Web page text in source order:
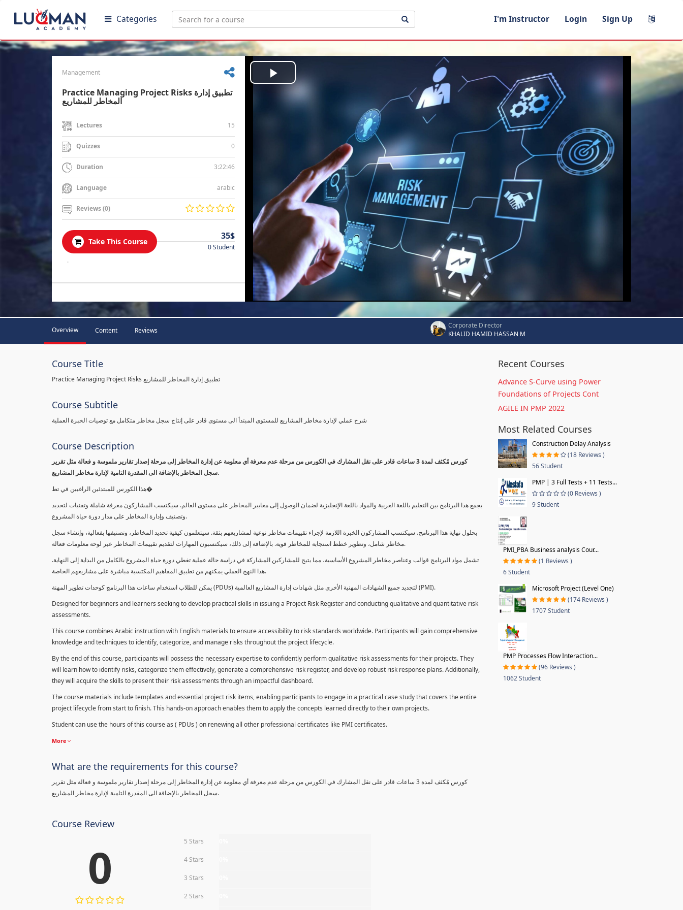
Categories I'm Instructor Login Sign Up
Management
Practice Managing Project Risks تطبيق إدارة
المخاطر للمشاريع
Lectures 15
Quizzes 0
Duration 3:22:46
Language arabic
Reviews (0)
Take This Course
35$
0 Student
.
Play
Video
Overview Content Reviews
Corporate Director
KHALID HAMID HASSAN M
Course Title
Practice Managing Project Risks تطبيق إدارة المخاطر للمشاريع
Course Subtitle
شرح عملي لإدارة مخاطر المشاريع للمستوى المبتدأ الى مستوى قادر على إنتاج سجل مخاطر متكامل مع توصيات الخبرة العملية
Course Description
كورس مٌكثف لمدة 3 ساعات قادر على نقل المشارك في الكورس من مرحلة عدم معرفة أي معلومة عن إدارة المخاطر إلى مرحلة إصدار تقارير ملموسة و فعالة مثل تقرير
سجل المخاطر بالإضافة الى المقدرة التامية لإدارة مخاطر المشاريع.
هذا الكورس للمبتدئين الراغبين في تط�
يجمع هذا البرنامج بين التعليم باللغة العربية والمواد باللغة الإنجليزية لضمان الوصول إلى معايير المخاطر على مستوى العالم. سيكتسب المشاركون معرفة شاملة وتقنيات لتحديد
وتصنيف وإدارة المخاطر على مدار دورة حياة المشروع.
بحلول نهاية هذا البرنامج، سيكتسب المشاركون الخبرة اللازمة لإجراء تقييمات مخاطر نوعية لمشاريعهم بثقة. سيتعلمون كيفية تحديد المخاطر، وتصنيفها بفعالية، وإنشاء سجل
مخاطر شامل، وتطوير خطط استجابة للمخاطر قوية. بالإضافة إلى ذلك، سيكتسبون المهارات لتقديم تقييمات المخاطر عبر لوحة معلومات فعالة.
تشمل مواد البرنامج قوالب وعناصر مخاطر المشروع الأساسية، مما يتيح للمشاركين المشاركة في دراسة حالة عملية تغطي دورة حياة المشروع بالكامل من البداية إلى النهاية.
هذا النهج العملي يمكنهم من تطبيق المفاهيم المكتسبة مباشرة على مشاريعهم الخاصة.
يمكن للطلاب استخدام ساعات هذا البرنامج كوحدات تطوير المهنة (PDUs) لتجديد جميع الشهادات المهنية الأخرى مثل شهادات إدارة المشاريع العالمية (PMI).
Designed for beginners and learners seeking to develop practical skills in issuing a Project Risk Register and conducting qualitative and quantitative risk
assessments.
This course combines Arabic instruction with English materials to ensure accessibility to risk standards worldwide. Participants will gain comprehensive
knowledge and techniques to identify, categorize, and manage risks throughout the project lifecycle.
By the end of this course, participants will possess the necessary expertise to confidently perform qualitative risk assessments for their projects. They
will learn how to identify risks, categorize them effectively, generate a comprehensive risk register, and develop robust risk response plans. Additionally,
they will acquire the skills to present their risk assessments through an impactful dashboard.
The course materials include templates and essential project risk items, enabling participants to engage in a practical case study that covers the entire
project lifecycle from start to finish. This hands-on approach enables them to apply the concepts learned directly to their own projects.
Student can use the hours of this course as ( PDUs ) on renewing all other professional certificates like PMI certificates.
More
What are the requirements for this course?
كورس مٌكثف لمدة 3 ساعات قادر على نقل المشارك في الكورس من مرحلة عدم معرفة أي معلومة عن إدارة المخاطر إلى مرحلة إصدار تقارير ملموسة و فعالة مثل تقرير
سجل المخاطر بالإضافة الى المقدرة التامية لإدارة مخاطر المشاريع.
Course Review
0 5 Stars
4 Stars
3 Stars
2 Stars
Recent Courses
Advance S-Curve using Power
Foundations of Projects Cont
AGILE IN PMP 2022
Most Related Courses
Construction Delay Analysis
(18 Reviews )
56 Student
PMP | 3 Full Tests + 11 Tests...
(0 Reviews )
9 Student
PMI_PBA Business analysis Cour...
(1 Reviews )
6 Student
Microsoft Project (Level One)
(174 Reviews )
1707 Student
PMP Processes Flow Interaction...
(96 Reviews )
1062 Student